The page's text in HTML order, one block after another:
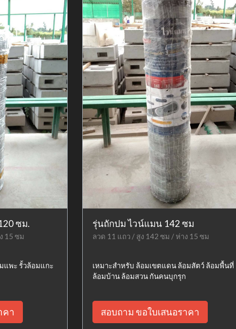
ซม.
15 ซม
แพะ รั้วล้อมแกะ
คา
รุ่นถักปม ไวน์แมน 142 ซม
ลวด 11 แถว / สูง 142 ซม / ห่าง 15 ซม
เหมาะสำหรับ ล้อมเขตแดน ล้อมสัตว์ ล้อมพื้นที่
ล้อมบ้าน ล้อมสวน กันคนบุกรุก
สอบถาม ขอใบเสนอราคา